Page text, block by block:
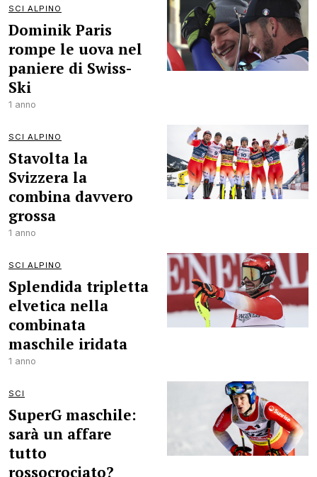
SCI ALPINO
Dominik Paris
rompe le uova nel
paniere di Swiss-
Ski
1 anno
SCI ALPINO
Stavolta la
Svizzera la
combina davvero
grossa
1 anno
SCI ALPINO
Splendida tripletta
elvetica nella
combinata
maschile iridata
1 anno
SCI
SuperG maschile:
sarà un affare
tutto
rossocrociato?